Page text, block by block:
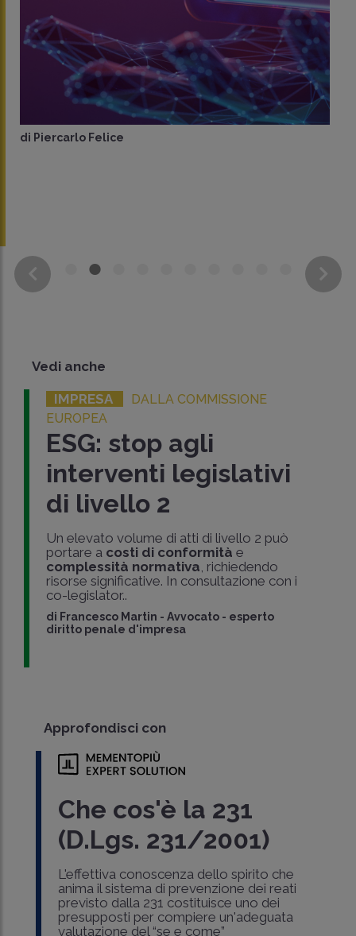
di Piercarlo Felice
Vedi anche
IMPRESA
DALLA COMMISSIONE
EUROPEA
ESG: stop agli
interventi legislativi
di livello 2
Un elevato volume di atti di livello 2 può
portare a costi di conformità e
complessità normativa , richiedendo
risorse significative. In consultazione con i
co-legislator..
di Francesco Martin -Avvocato - esperto
diritto penale d'impresa
Approfondisci con
Che cos'è la 231
(D.Lgs. 231/2001)
L'effettiva conoscenza dello spirito che
anima il sistema di prevenzione dei reati
previsto dalla 231 costituisce uno dei
presupposti per compiere un'adeguata
valutazione del “se e come”